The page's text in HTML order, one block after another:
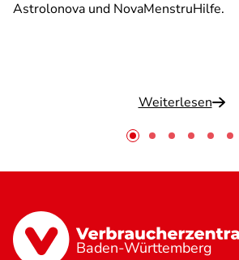
Astrolonova und NovaMenstruHilfe.
Weiterlesen
Baden-Württemberg